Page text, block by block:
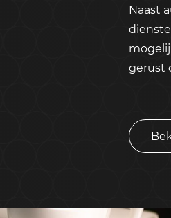
Naast
gerust